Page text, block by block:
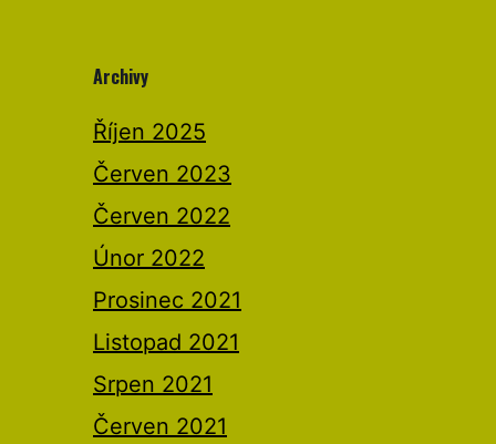
Archivy
Říjen 2025
Červen 2023
Červen 2022
Únor 2022
Prosinec 2021
Listopad 2021
Srpen 2021
Červen 2021